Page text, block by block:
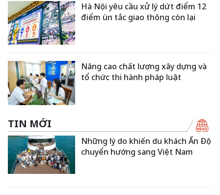
Hà Nội yêu cầu xử lý dứt điểm 12
điểm ùn tắc giao thông còn lại
Nâng cao chất lượng xây dựng và
tổ chức thi hành pháp luật
TIN MỚI
Những lý do khiến du khách Ấn Độ
chuyển hướng sang Việt Nam